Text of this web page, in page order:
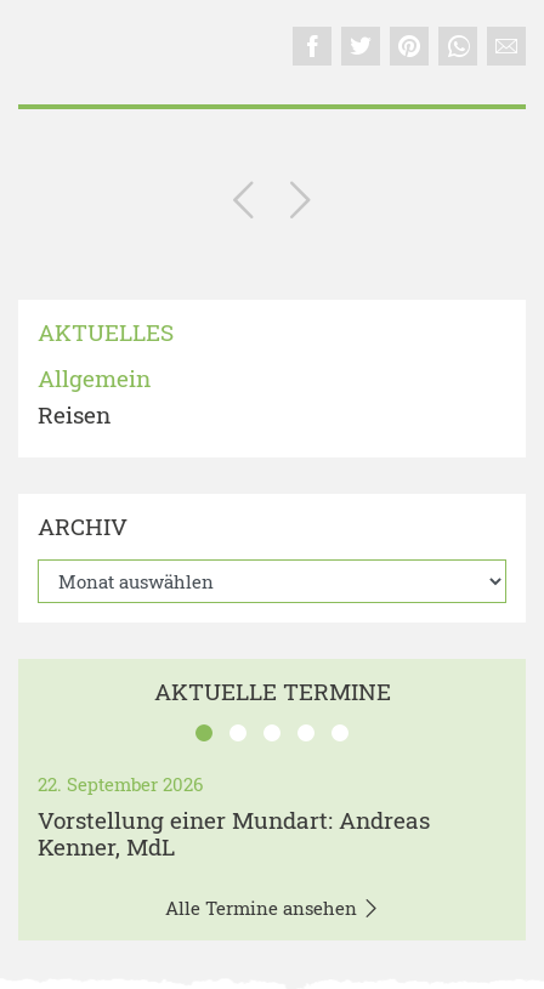
AKTUELLES
Allgemein
Reisen
ARCHIV
AKTUELLE TERMINE
22. September 2026
Vorstellung einer Mundart: Andreas
Kenner, MdL
Alle Termine ansehen